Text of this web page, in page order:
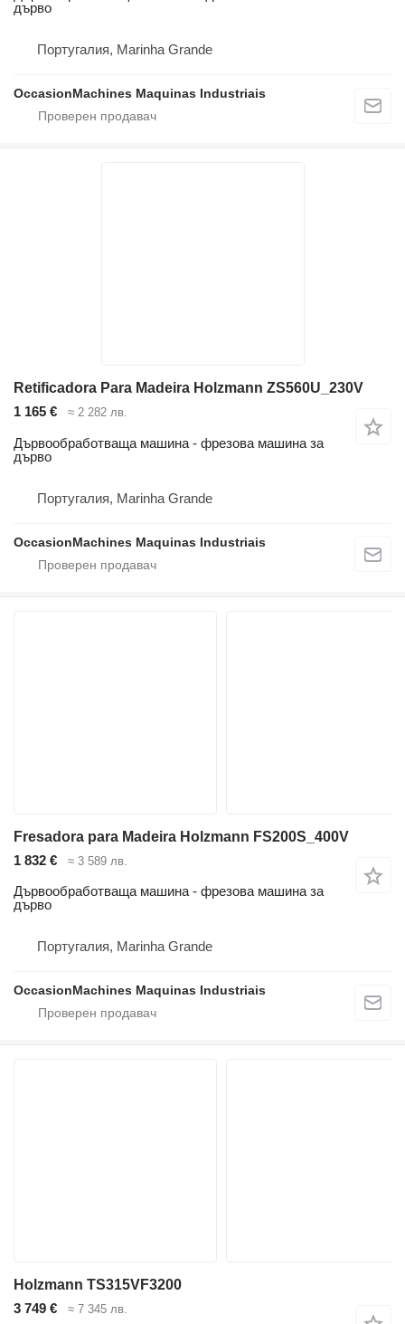
дърво
Португалия, Marinha Grande
OccasionMachines Maquinas Industriais
Retificadora Para Madeira Holzmann ZS560U_230V
1 165 €
≈ 2 282 лв.
Дървообработваща машина - фрезова машина за
дърво
Португалия, Marinha Grande
OccasionMachines Maquinas Industriais
Fresadora para Madeira Holzmann FS200S_400V
1 832 €
≈ 3 589 лв.
Дървообработваща машина - фрезова машина за
дърво
Португалия, Marinha Grande
OccasionMachines Maquinas Industriais
Holzmann TS315VF3200
3 749 €
≈ 7 345 лв.